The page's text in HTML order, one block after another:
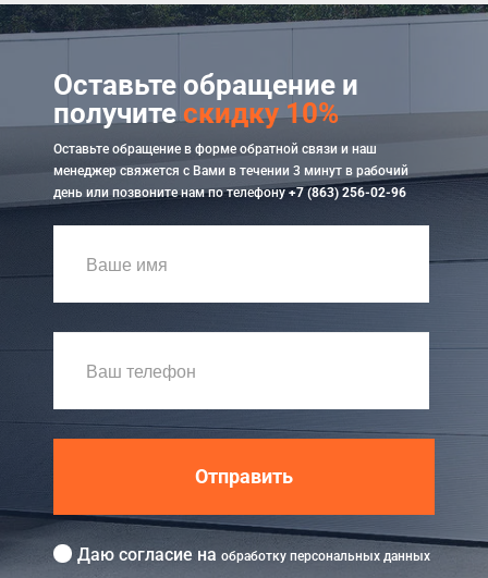
Оставьте обращение и
получитескидку 10%
Оставьте обращение в форме обратной связи и наш
менеджер свяжется с Вами в течении 3 минут в рабочий
день или позвоните нам по телефону+7 (863) 256-02-96
Отправить
Даю согласие на обработку персональных данных